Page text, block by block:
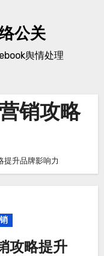
公关
舆情处理
销攻略
升品牌影响力
攻略提升